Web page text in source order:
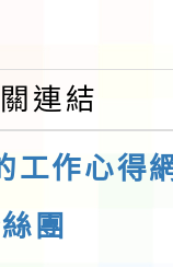
連結
作心得
團